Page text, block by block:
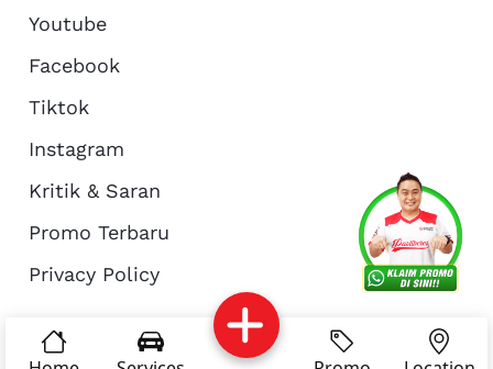
About Us
Reservasi Article
Youtube
Facebook
Tiktok
Instagram
Kritik & Saran
Promo Terbaru
Privacy Policy
© Copyright 2026 - Dokter Mobil Indonesia